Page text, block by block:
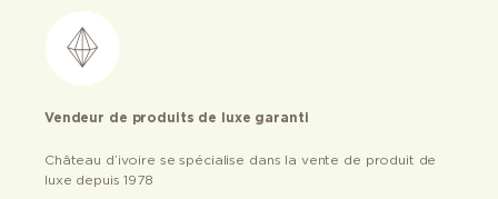
Vendeur de produits de luxe garanti
Château d’ivoire se spécialise dans la vente de produit de
luxe depuis 1978